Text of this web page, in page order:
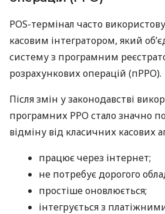
POS-термінал часто
касовим інтегратором, який
систему з програмним
розрахункових операцій (пРРО).
Після змін у законодавстві
програмних РРО стало значно
відміну від класичних касових
працює через інтернет;
не потребує дорогого
простіше оновлюється;
інтегрується з